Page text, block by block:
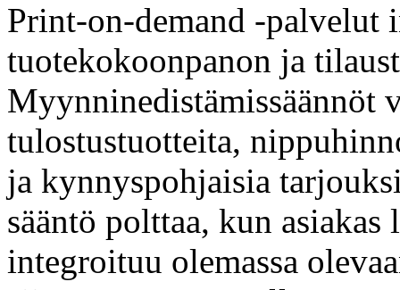
Print-on-demand -palvelut
tuotekokoonpanon ja
Myynninedistämissäännöt
tulostustuotteita,
ja kynnyspohjaisia
sääntö polttaa, kun
integroituu olemassa